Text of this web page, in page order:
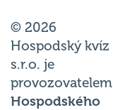
© 2026
Hospodský kvíz
s.r.o. je
provozovatelem
Hospodského